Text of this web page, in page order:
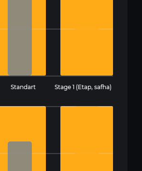
Standart Stage 1 (Etap, safha)